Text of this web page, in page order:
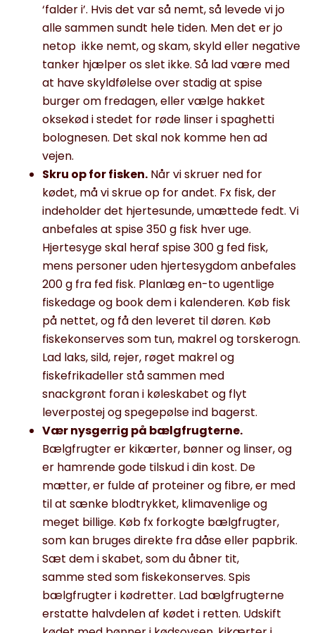
‘falder i’. Hvis det var så nemt, så levede vi jo
alle sammen sundt hele tiden. Men det er jo
netop ikke nemt, og skam, skyld eller negative
tanker hjælper os slet ikke. Så lad være med
at have skyldfølelse over stadig at spise
burger om fredagen, eller vælge hakket
oksekød i stedet for røde linser i spaghetti
bolognesen. Det skal nok komme hen ad
vejen.
Skru op for fisken. Når vi skruer ned for
kødet, måvi skrue op for andet. Fx fisk, der
indeholder det hjertesunde, umættede fedt. Vi
anbefales at spise 350 g fisk hver uge.
Hjertesyge skal heraf spise 300 g fed fisk,
mens personer uden hjertesygdom anbefales
200 g fra fed fisk. Planlæg en-tougentlige
fiskedage og book dem i kalenderen. Køb fisk
på nettet, og få den leveret til døren. Køb
fiskekonserves som tun, makrel og torskerogn.
Lad laks, sild, rejer, røget makrelog
fiskefrikadellerstå sammen med
snackgrønt forani køleskabet og flyt
leverpostej og spegepølseind bagerst.
Vær nysgerrig på bælgfrugterne.
Bælgfrugter er kikærter, bønner og linser, og
er hamrende gode tilskud i din kost. De
mætter, er fulde af proteiner og fibre, er med
til at sænke blodtrykket, klimavenlige og
meget billige. Køb fx forkogte bælgfrugter,
som kan bruges direkte fra dåse eller papbrik.
Sæt dem i skabet,somduåbner tit,
sammested som fiskekonserves. Spis
bælgfrugter i kødretter. Lad bælgfrugterne
erstatte halvdelen af kødet i retten. Udskift